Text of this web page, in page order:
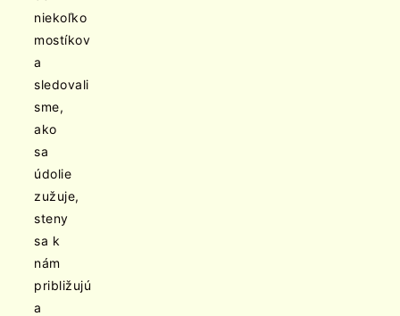
niekoľko
mostíkov
a
sledovali
sme,
ako
sa
údolie
zužuje,
steny
sa k
nám
približujú
a